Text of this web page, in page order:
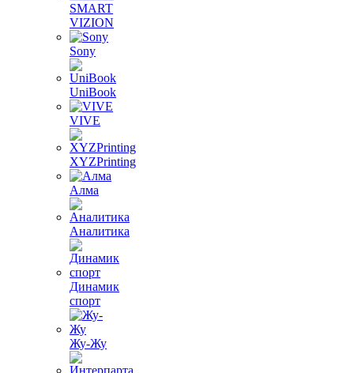
SMART
VIZION
Sony
UniBook
VIVE
XYZPrinting
Алма
Аналитика
Динамик
спорт
Жу-Жу